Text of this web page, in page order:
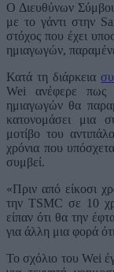
Ο Διευθύνων
με το γάντι στην
στόχος που έχει
ημιαγωγών,
Κατά τη διάρκεια
Wei ανέφερε πως
ημιαγωγών θα
κατονομάσει μια
μοτίβο του
χρόνια που
συμβεί.
«Πριν από είκοσι
την TSMC σε 10
είπαν ότι θα την
για άλλη μια φορά
Το σχόλιο του Wei